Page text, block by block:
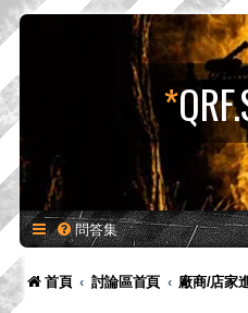
*
問答集
首頁 討論區首頁